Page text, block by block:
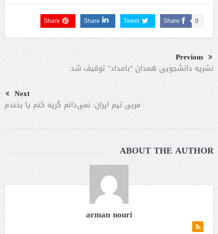
Share 0
Tweet
Share
Share
Previous
نشریه دانشجویی همدان "بامداد" توقیف شد
Next
مربی تیم ایران: نمی‌دانم گریه کنم یا بخندم
ABOUT THE AUTHOR
arman nouri